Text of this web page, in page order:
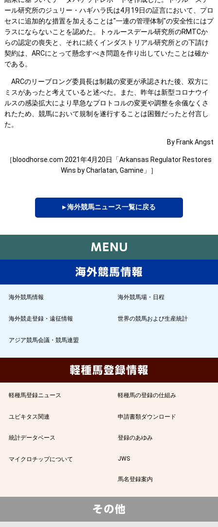
ール研究所のジュリー・ハギハラ氏は4月19日の証言において、プロ
セスに追加的な措置を加えることは"一連の管理体制"の安全性にはプ
ラスにならないことを認めた。トゥルースデール研究所のRMTCか
らの認定の喪失と、それに続くインダストリアル研究所との下請け
契約は、ARCにとって懸念すべき問題を作り出していたことは確か
である。
ARCのリーブロング委員長は制裁の変更が承認された後、双方に
ミスがあったと考えていると述べた。また、昨年は新型コロナウイ
ルスの感染拡大により早急なプロトコルの変更や調整を余儀なくさ
れたため、競馬において規制を遂行することは困難だったと付言し
た。
By Frank Angst
［bloodhorse.com 2021年4月20日「Arkansas Regulator Restores
Wins by Charlatan, Gamine」］
▸ 海外競馬ニュース一覧に戻る
海外競馬情報 海外競馬場・日程
海外競走登録・遠征情報 世界の競馬および生産統計
アジア競馬会議・競馬連盟
軽種馬登録ニュース 軽種馬の登録の仕組み
ユビキタス関連 申請書類ダウンロード
統計データベース 登録のあゆみ
マイクロチップについて JWS
馬名登録案内